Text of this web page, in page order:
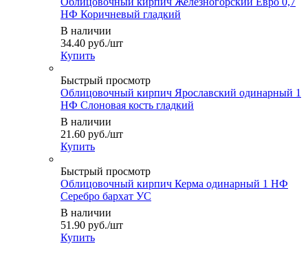
НФ Коричневый гладкий
В наличии
34.40 руб./шт
Купить
Быстрый просмотр
Облицовочный кирпич Ярославский одинарный 1
НФ Слоновая кость гладкий
В наличии
21.60 руб./шт
Купить
Быстрый просмотр
Облицовочный кирпич Керма одинарный 1 НФ
Серебро бархат УС
В наличии
51.90 руб./шт
Купить